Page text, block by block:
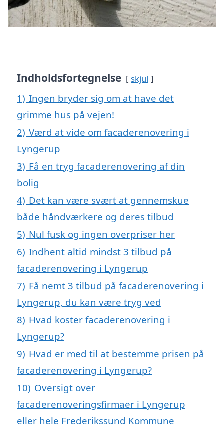
Indholdsfortegnelse skjul
1) Ingen bryder sig om at have det
grimme hus på vejen!
2) Værd at vide om facaderenovering i
Lyngerup
3) Få en tryg facaderenovering af din
bolig
4) Det kan være svært at gennemskue
både håndværkere og deres tilbud
5) Nul fusk og ingen overpriser her
6) Indhent altid mindst 3 tilbud på
facaderenovering i Lyngerup
7) Få nemt 3 tilbud på facaderenovering i
Lyngerup, du kan være tryg ved
8) Hvad koster facaderenovering i
Lyngerup?
9) Hvad er med til at bestemme prisen på
facaderenovering i Lyngerup?
10) Oversigt over
facaderenoveringsfirmaer i Lyngerup
eller hele Frederikssund Kommune